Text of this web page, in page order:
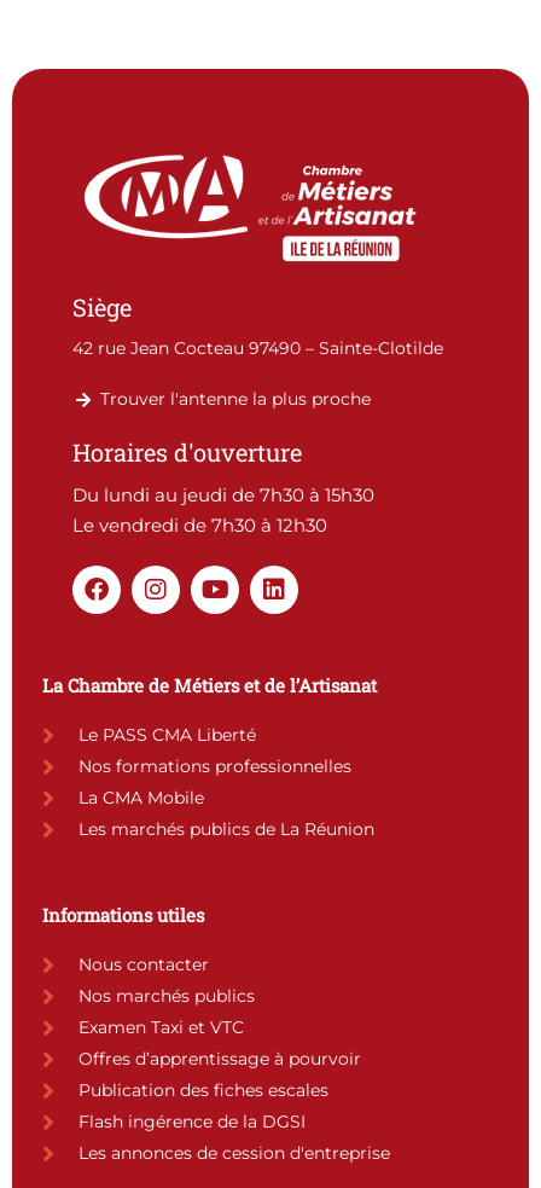
Siège
42 rue Jean Cocteau 97490 – Sainte-Clotilde
Trouver l'antenne la plus proche
Horaires d'ouverture
Du lundi au jeudi de 7h30 à 15h30
Le vendredi de 7h30 à 12h30
F
a
o
o
k
I
n
a
g
r
a
m
Y
o
b
e
L
i
e
d
La Chambre de Métiers et de l’Artisanat
Le PASS CMA Liberté
Nos formations professionnelles
La CMA Mobile
Les marchés publics de La Réunion
Informations utiles
Nous contacter
Nos marchés publics
Examen Taxi et VTC
Offres d’apprentissage à pourvoir
Publication des fiches escales
Flash ingérence de la DGSI
Les annonces de cession d'entreprise